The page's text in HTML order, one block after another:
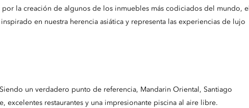
la creación de algunos de los inmuebles más codiciados del mundo, el
en nuestra herencia asiática y representa las experiencias de lujo
un verdadero punto de referencia, Mandarin Oriental, Santiago
excelentes restaurantes y una impresionante piscina al aire libre.